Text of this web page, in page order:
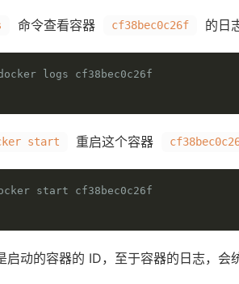
命令查看容器 cf38bec0c26f 的日
logs cf38bec0c26f
start 重启这个容器
start cf38bec0c26f
启动的容器的 ID，至于容器的日志，会